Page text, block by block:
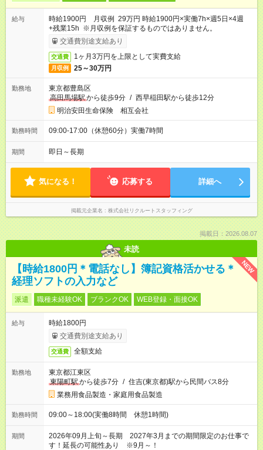
給与
時給1900円 月収例 29万円 時給1900円×実働7h×週5日×4週
+残業15h ※月収例を保証するものではありません。
交通費別途支給あり
交通費 1ヶ月3万円を上限として実費支給
月収例 25～30万円
勤務地
東京都豊島区
高田馬場駅から徒歩9分 / 西早稲田駅から徒歩12分
明治安田生命保険 相互会社
勤務時間 09:00-17:00（休憩60分）実働7時間
期間 即日～長期
気になる！ 応募する 詳細へ
掲載元企業名 株式会社リクルートスタッフィング
掲載日：2026.08.07
未読
NEW
【時給1800円＊電話なし】簿記資格活かせる＊
経理ソフトの入力など
派遣 職種未経験OK ブランクOK WEB登録・面接OK
給与
時給1800円
交通費別途支給あり
交通費 全額支給
勤務地
東京都江東区
東陽町駅から徒歩7分 / 住吉(東京都)駅から民間バス8分
業務用食品製造・家庭用食品製造
勤務時間 09:00～18:00(実働8時間 休憩1時間)
期間
2026年09月上旬～長期 2027年3月までの期間限定のお仕事で
す！延長の可能性あり ※9月～！